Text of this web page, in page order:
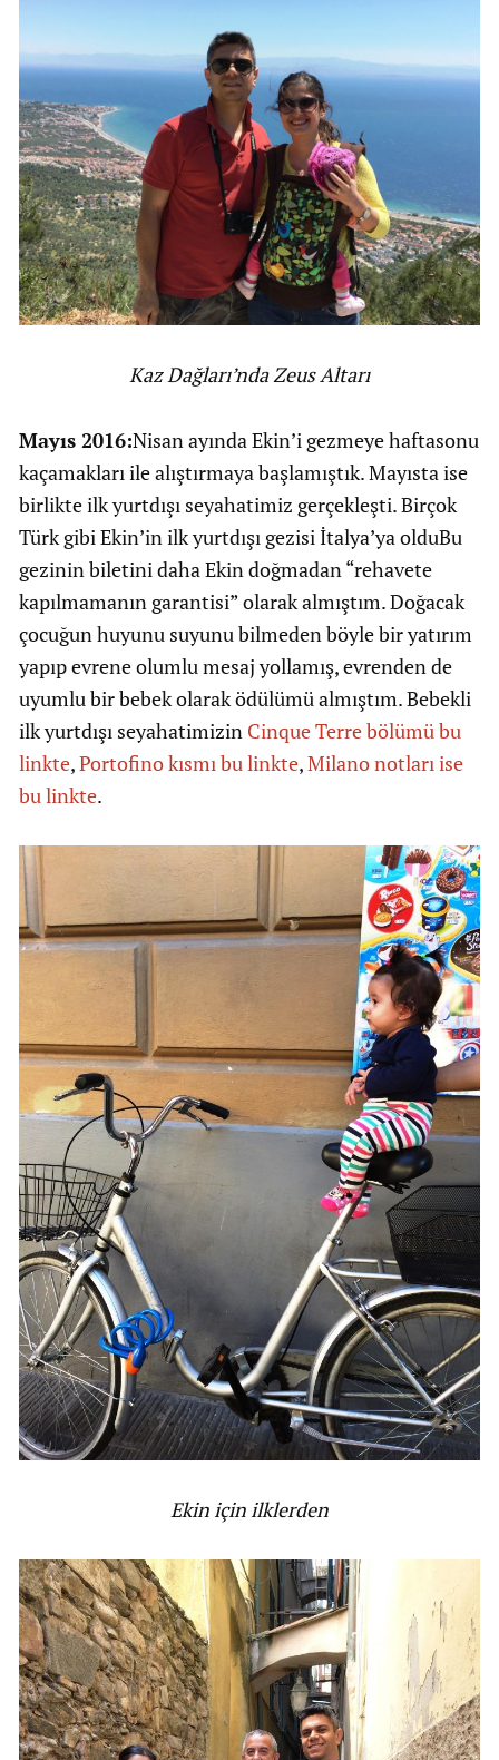
Kaz Dağları’nda Zeus Altarı
Mayıs 2016:Nisan ayında Ekin’i gezmeye haftasonu
kaçamakları ile alıştırmaya başlamıştık. Mayısta ise
birlikte ilk yurtdışı seyahatimiz gerçekleşti. Birçok
Türk gibi Ekin’in ilk yurtdışı gezisi İtalya’ya olduBu
gezinin biletini daha Ekin doğmadan “rehavete
kapılmamanın garantisi” olarak almıştım. Doğacak
çocuğun huyunu suyunu bilmeden böyle bir yatırım
yapıp evrene olumlu mesaj yollamış, evrenden de
uyumlu bir bebek olarak ödülümü almıştım. Bebekli
ilk yurtdışı seyahatimizin Cinque Terre bölümü bu
linkte,Portofino kısmı bu linkte,Milano notları ise
bu linkte.
Ekin için ilklerden